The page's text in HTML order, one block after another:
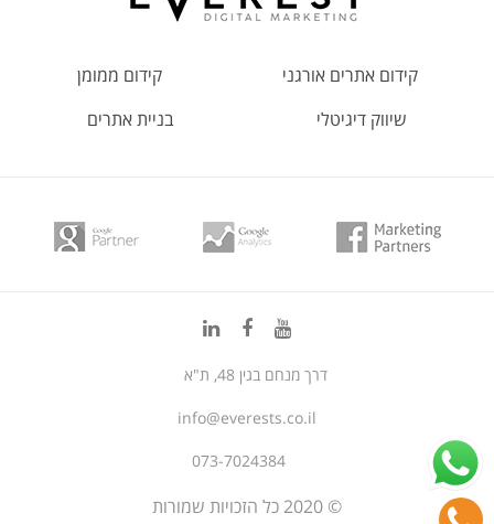
קידום אתרים אורגני
קידום ממומן
שיווק דיגיטלי
בניית אתרים
דרך מנחם בגין 48, ת"א
info@everests.co.il
073-7024384
© 2020 כל הזכויות שמורות